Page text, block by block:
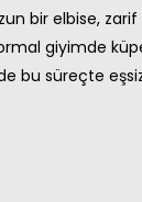
bir elbise,
giyimde
bu süreçte